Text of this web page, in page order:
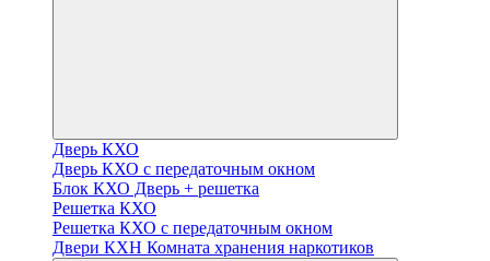
Дверь КХО
Дверь КХО с передаточным окном
Блок КХО Дверь + решетка
Решетка КХО
Решетка КХО с передаточным окном
Двери КХН Комната хранения наркотиков